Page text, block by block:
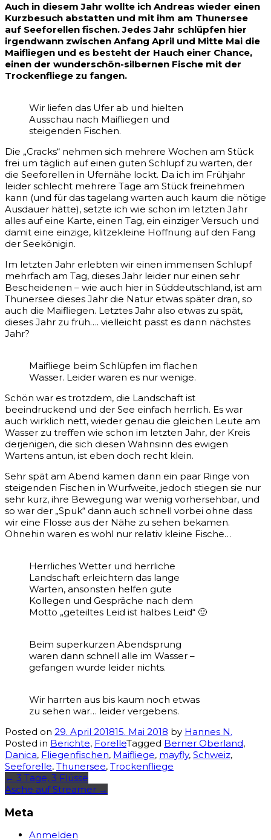
Auch in diesem Jahr wollte ich Andreas wieder einen
Kurzbesuch abstatten und mit ihm am Thunersee
auf Seeforellen fischen. Jedes Jahr schlüpfen hier
irgendwann zwischen Anfang April und Mitte Mai die
Maifliegen und es besteht der Hauch einer Chance,
einen der wunderschön-silbernen Fische mit der
Trockenfliege zu fangen.
Wir liefen das Ufer ab und hielten
Ausschau nach Maifliegen und
steigenden Fischen.
Die „Cracks“ nehmen sich mehrere Wochen am Stück
frei um täglich auf einen guten Schlupf zu warten, der
die Seeforellen in Ufernähe lockt. Da ich im Frühjahr
leider schlecht mehrere Tage am Stück freinehmen
kann (und für das tagelang warten auch kaum die nötige
Ausdauer hätte), setzte ich wie schon im letzten Jahr
alles auf eine Karte, einen Tag, ein einziger Versuch und
damit eine einzige, klitzekleine Hoffnung auf den Fang
der Seekönigin.
Im letzten Jahr erlebten wir einen immensen Schlupf
mehrfach am Tag, dieses Jahr leider nur einen sehr
Bescheidenen – wie auch hier in Süddeutschland, ist am
Thunersee dieses Jahr die Natur etwas später dran, so
auch die Maifliegen. Letztes Jahr also etwas zu spät,
dieses Jahr zu früh…. vielleicht passt es dann nächstes
Jahr?
Maifliege beim Schlüpfen im flachen
Wasser. Leider waren es nur wenige.
Schön war es trotzdem, die Landschaft ist
beeindruckend und der See einfach herrlich. Es war
auch wirklich nett, wieder genau die gleichen Leute am
Wasser zu treffen wie schon im letzten Jahr, der Kreis
derjenigen, die sich diesen Wahnsinn des ewigen
Wartens antun, ist eben doch recht klein.
Sehr spät am Abend kamen dann ein paar Ringe von
steigenden Fischen in Wurfweite, jedoch stiegen sie nur
sehr kurz, ihre Bewegung war wenig vorhersehbar, und
so war der „Spuk“ dann auch schnell vorbei ohne dass
wir eine Flosse aus der Nähe zu sehen bekamen.
Ohnehin waren es wohl nur relativ kleine Fische…
Herrliches Wetter und herrliche
Landschaft erleichtern das lange
Warten, ansonsten helfen gute
Kollegen und Gespräche nach dem
Motto „geteiltes Leid ist halbes Leid“ 🙂
Beim superkurzen Abendsprung
waren dann schnell alle im Wasser –
gefangen wurde leider nichts.
Wir harrten aus bis kaum noch etwas
zu sehen war… leider vergebens.
Posted on 29. April 201815. Mai 2018 by Hannes N.
Posted in Berichte, ForelleTagged Berner Oberland,
Danica, Fliegenfischen, Maifliege, mayfly, Schweiz,
Seeforelle, Thunersee, Trockenfliege
Post
navigation
← 3 Tage, 3 Flüsse
Äsche auf Streamer →
Meta
Anmelden